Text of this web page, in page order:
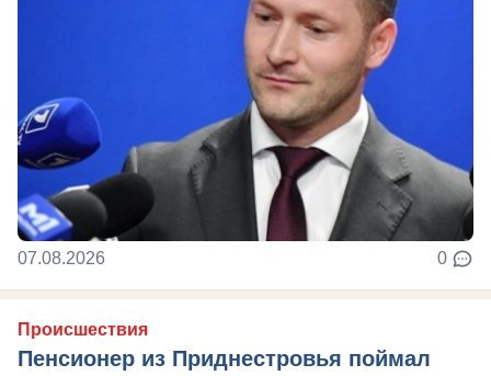
07.08.2026 0
Происшествия
Пенсионер из Приднестровья поймал